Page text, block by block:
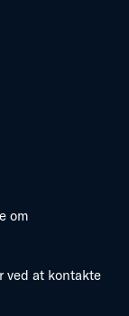
om
ved at kontakte